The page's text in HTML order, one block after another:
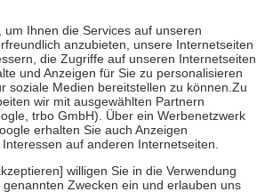
Es sind jedoch nie mehr als die tatsächlichen
entrichten.
auch für Online-Apotheken.
Krankenpflege beträgt die
der Kosten sowie zehn Euro je
Versicherten für ihre eigene Gesundheit zu
Stellung der Familie zu unterstützen,
an bei: